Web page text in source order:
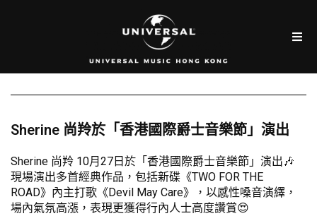
Sherine 尚羚於「香港國際爵士音樂節」演出
Sherine 尚羚 10月27日於「香港國際爵士音樂節」演出🎶
現場演出多首經典作品，包括新碟《TWO FOR THE
ROAD》內主打歌《Devil May Care》，以感性嗓音演繹，
場內氣氛高漲，表現更獲得行內人士高度讚賞😍